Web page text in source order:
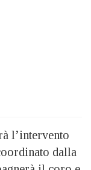
l’intervento
dalla